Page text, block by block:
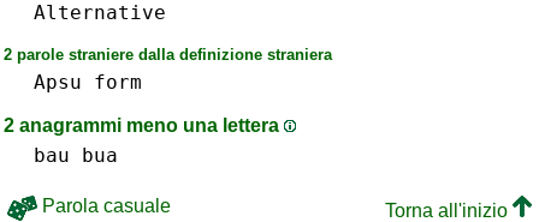
Alternative
2 parole straniere dalla definizione straniera
Apsu form
2 anagrammi meno una lettera
bau bua
Parola casuale
Torna all'inizio